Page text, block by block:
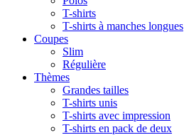
T-shirts
T-shirts à manches longues
Coupes
Slim
Régulière
Thèmes
Grandes tailles
T-shirts unis
T-shirts avec impression
T-shirts en pack de deux